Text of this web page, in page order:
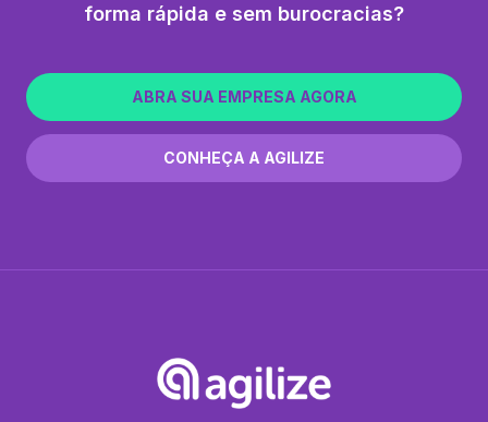
forma rápida e sem burocracias?
ABRA SUA EMPRESA AGORA
CONHEÇA A AGILIZE